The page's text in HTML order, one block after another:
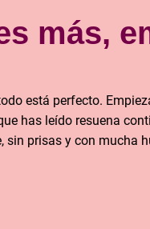
más,
está perfecto.
has leído resuena
sin prisas y con mucha